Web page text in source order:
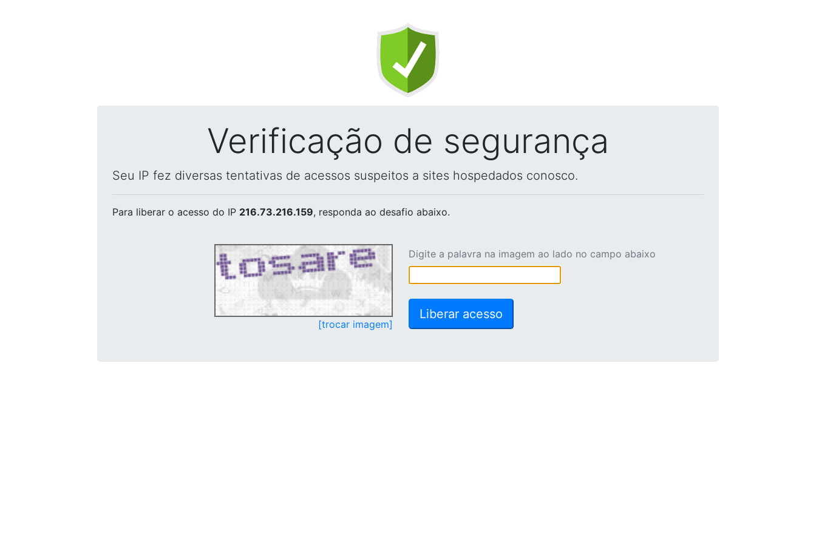
Verificação de segurança
Seu IP fez diversas tentativas de acessos suspeitos a sites hospedados conosco.
Para liberar o acesso do IP 216.73.216.159, responda ao desafio abaixo.
[trocar imagem]
Digite a palavra na imagem ao lado no campo abaixo